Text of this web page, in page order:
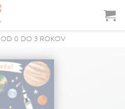
OD 0 DO 3 ROKOV